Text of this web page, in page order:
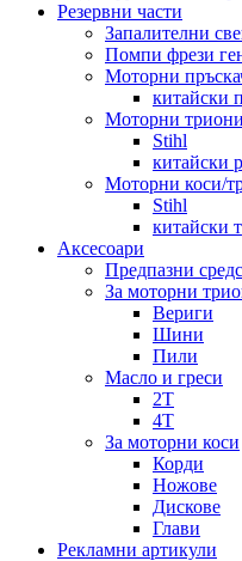
Резервни части
Запалителни
Помпи фрези
Моторни
китайски
Моторни триони
Stihl
китайски
Моторни коси/
Stihl
китайски
Аксесоари
Предпазни
За моторни
Вериги
Шини
Пили
Масло и греси
2Т
4Т
За моторни коси
Корди
Ножове
Дискове
Глави
Рекламни артикули